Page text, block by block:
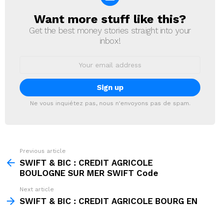
NEWSLETTER
Want more stuff like this?
Get the best money stories straight into your
inbox!
Ne vous inquiétez pas, nous n'envoyons pas de spam.
more
Previous article
SWIFT & BIC : CREDIT AGRICOLE
BOULOGNE SUR MER SWIFT Code
Next article
SWIFT & BIC : CREDIT AGRICOLE BOURG EN